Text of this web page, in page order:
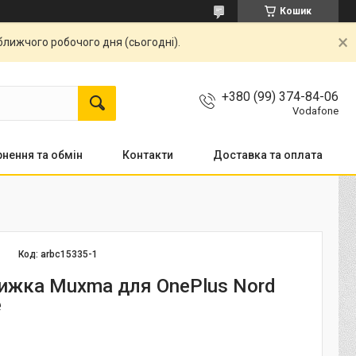
Кошик
робочого дня (сьогодні).
+380 (99) 374-84-06
Vodafone
та обмін Контакти Доставка та оплата
Код:arbc15335-1
Muxma для OnePlus Nord